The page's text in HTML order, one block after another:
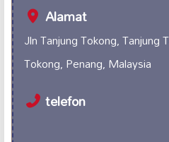
Alamat
Jln Tanjung Tokong, Tanjung
Tokong, Penang, Malaysia
telefon